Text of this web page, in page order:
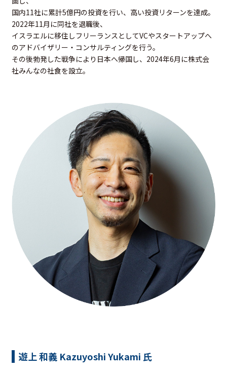
国内11社に累計5億円の投資を行い、高い投資リターンを達成。
2022年11月に同社を退職後、
イスラエルに移住しフリーランスとしてVCやスタートアップへ
のアドバイザリー・コンサルティングを行う。
その後勃発した戦争により日本へ帰国し、2024年6月に株式会
社みんなの社食を設立。
遊上 和義 Kazuyoshi Yukami 氏